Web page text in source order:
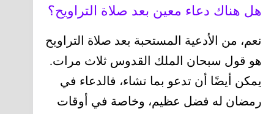
هل هناك دعاء معين بعد صلاة التراويح؟
نعم، من الأدعية المستحبة بعد صلاة التراويح
هو قول سبحان الملك القدوس ثلاث مرات.
يمكن أيضًا أن تدعو بما تشاء، فالدعاء في
رمضان له فضل عظيم، وخاصة في أوقات